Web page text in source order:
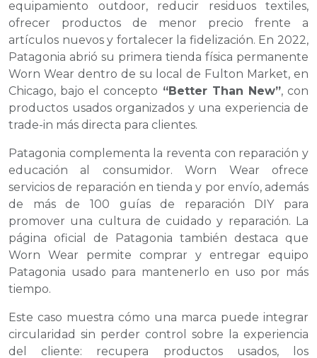
equipamiento outdoor, reducir residuos textiles,
ofrecer productos de menor precio frente a
artículos nuevos y fortalecer la fidelización. En 2022,
Patagonia abrió su primera tienda física permanente
Worn Wear dentro de su local de Fulton Market, en
Chicago, bajo el concepto “Better Than New”, con
productos usados organizados y una experiencia de
trade-in más directa para clientes.
Patagonia complementa la reventa con reparación y
educación al consumidor. Worn Wear ofrece
servicios de reparación en tienda y por envío, además
de más de 100 guías de reparación DIY para
promover una cultura de cuidado y reparación. La
página oficial de Patagonia también destaca que
Worn Wear permite comprar y entregar equipo
Patagonia usado para mantenerlo en uso por más
tiempo.
Este caso muestra cómo una marca puede integrar
circularidad sin perder control sobre la experiencia
del cliente: recupera productos usados, los